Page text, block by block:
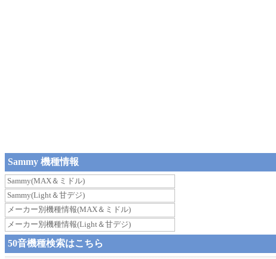
Sammy 機種情報
Sammy(MAX＆ミドル)
Sammy(Light＆甘デジ)
メーカー別機種情報(MAX＆ミドル)
メーカー別機種情報(Light＆甘デジ)
50音機種検索はこちら